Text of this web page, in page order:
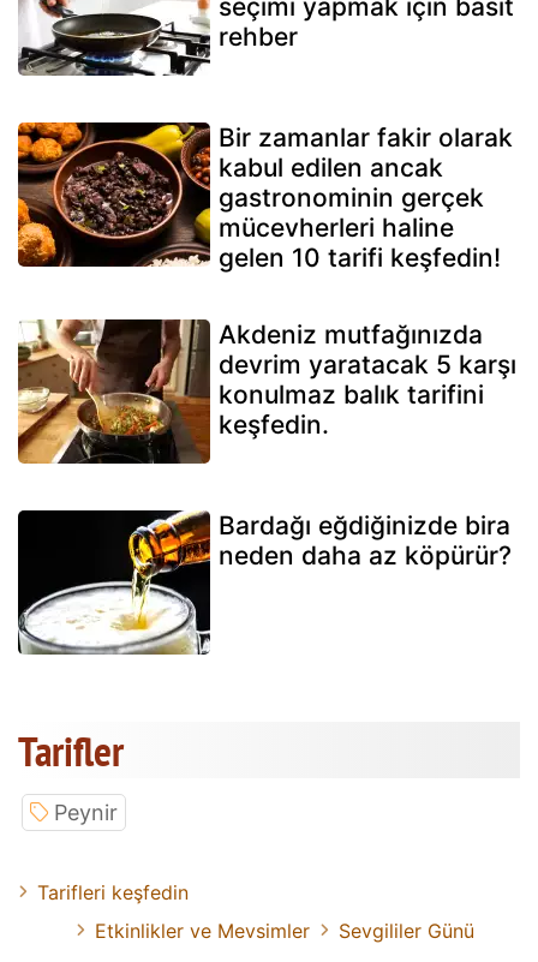
seçimi yapmak için basit
rehber
Bir zamanlar fakir olarak
kabul edilen ancak
gastronominin gerçek
mücevherleri haline
gelen 10 tarifi keşfedin!
Akdeniz mutfağınızda
devrim yaratacak 5 karşı
konulmaz balık tarifini
keşfedin.
Bardağı eğdiğinizde bira
neden daha az köpürür?
Tarifler
Peynir
Tarifleri keşfedin
Etkinlikler ve Mevsimler
Sevgililer Günü